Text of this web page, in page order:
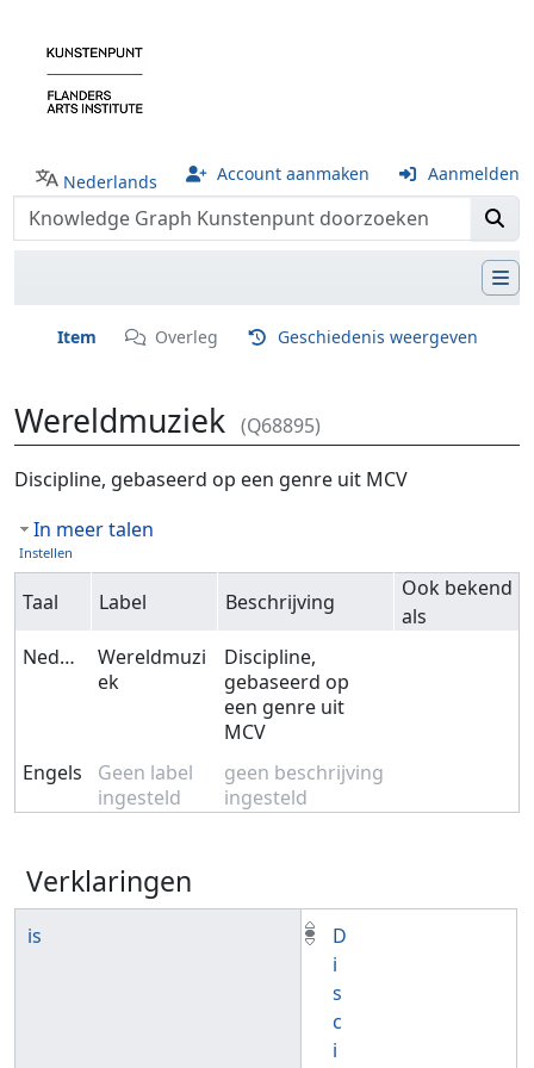
Nederlands Account aanmaken Aanmelden
Item Overleg Geschiedenis weergeven
Wereldmuziek (Q68895)
Ga naar:navigatie,zoeken
Discipline, gebaseerd op een genre uit MCV
In meer talen
Instellen
Taal Label Beschrijving
Ook bekend
als
Nederlands
Wereldmuzi
ek
Discipline,
gebaseerd op
een genre uit
MCV
Engels
Geen label
ingesteld
geen beschrijving
ingesteld
Verklaringen
is
D
i
s
c
i